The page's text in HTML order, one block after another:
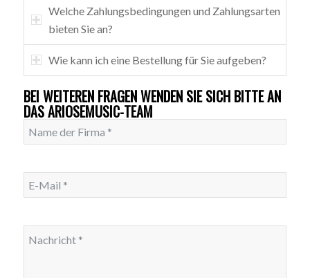
Welche Zahlungsbedingungen und Zahlungsarten
bieten Sie an?
Wie kann ich eine Bestellung für Sie aufgeben?
BEI WEITEREN FRAGEN WENDEN SIE SICH BITTE AN
DAS ARIOSEMUSIC-TEAM